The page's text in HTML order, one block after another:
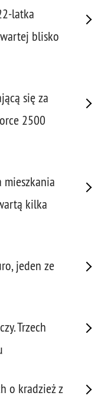
latka
blisko
się za
2500
kilka
jeden ze
Trzech
o kradzież z